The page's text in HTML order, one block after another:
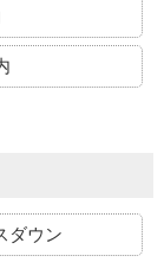
ダウン